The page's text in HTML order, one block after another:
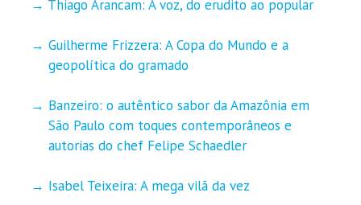
Thiago Arancam: A voz, do erudito ao popular
Guilherme Frizzera: A Copa do Mundo e a
geopolítica do gramado
Banzeiro: o autêntico sabor da Amazônia em
São Paulo com toques contemporâneos e
autorias do chef Felipe Schaedler
Isabel Teixeira: A mega vilã da vez